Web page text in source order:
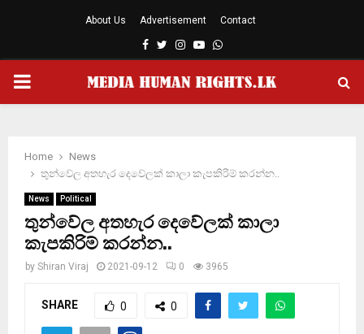
About Us Advertisement Contact
Facebook
TwitterInstagram
YoutubeWhatsapp
PRIMARY
Home
News
තුන්වේල අතහැර දෙවේලක් කාලා කැපකිරිම් කරන්න..
News Political
තුන්වේල අතහැර දෙවේලක් කාලා
කැපකිරිම් කරන්න..
by Shiran Viraj 2021-09-12 0 3965
SHARE 0 0